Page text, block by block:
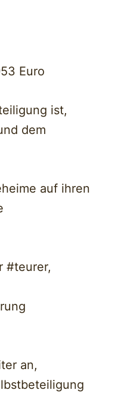
Euro
ist,
dem
auf ihren
#teurer,
an,